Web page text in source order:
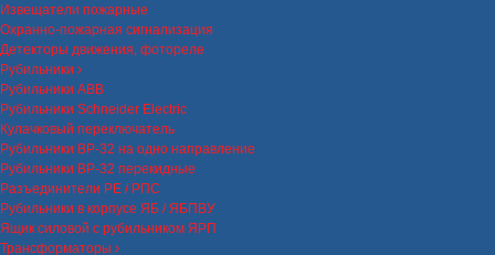
Извещатели пожарные
Охранно-пожарная сигнализация
Детекторы движения, фотореле
Рубильники
Рубильники ABB
Рубильники Schneider Electric
Кулачковый переключатель
Рубильники ВР-32 на одно направление
Рубильники ВР-32 перекидные
Разъединители РЕ / РПС
Рубильники в корпусе ЯБ / ЯБПВУ
Ящик силовой с рубильником ЯРП
Трансформаторы